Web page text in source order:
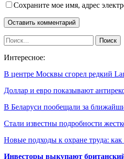
Сохраните мое имя, адрес
Интересное:
В центре Москвы сгорел редкий
Доллар и евро показывают
В Беларуси пообещали за
Стали известны подробности
Новые подходы к охране труда:
Инвесторы выкупают